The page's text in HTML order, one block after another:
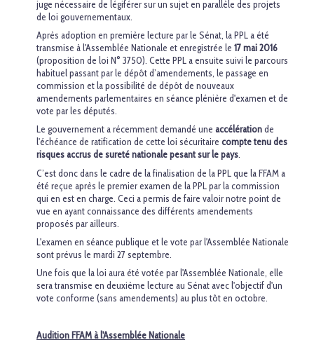
juge nécessaire de légiférer sur un sujet en parallèle des projets
de loi gouvernementaux.
Après adoption en première lecture par le Sénat, la PPL a été
transmise à l'Assemblée Nationale et enregistrée le17 mai 2016
(proposition de loi N° 3750). Cette PPL a ensuite suivi le parcours
habituel passant par le dépôt d’amendements, le passage en
commission et la possibilité de dépôt de nouveaux
amendements parlementaires en séance plénière d'examen et de
vote par les députés.
Le gouvernement a récemment demandé uneaccélérationde
l'échéance de ratification de cette loi sécuritairecompte tenu des
risques accrus de sureté nationale pesant sur le pays.
C’est donc dans le cadre de la finalisation de la PPL que la FFAM a
été reçue après le premier examen de la PPL par la commission
qui en est en charge. Ceci a permis de faire valoir notre point de
vue en ayant connaissance des différents amendements
proposés par ailleurs.
L'examen en séance publique et le vote par l'Assemblée Nationale
sont prévus le mardi 27 septembre.
Une fois que la loi aura été votée par l'Assemblée Nationale, elle
sera transmise en deuxième lecture au Sénat avec l'objectif d'un
vote conforme (sans amendements) au plus tôt en octobre.
Audition FFAM à l'Assemblée Nationale